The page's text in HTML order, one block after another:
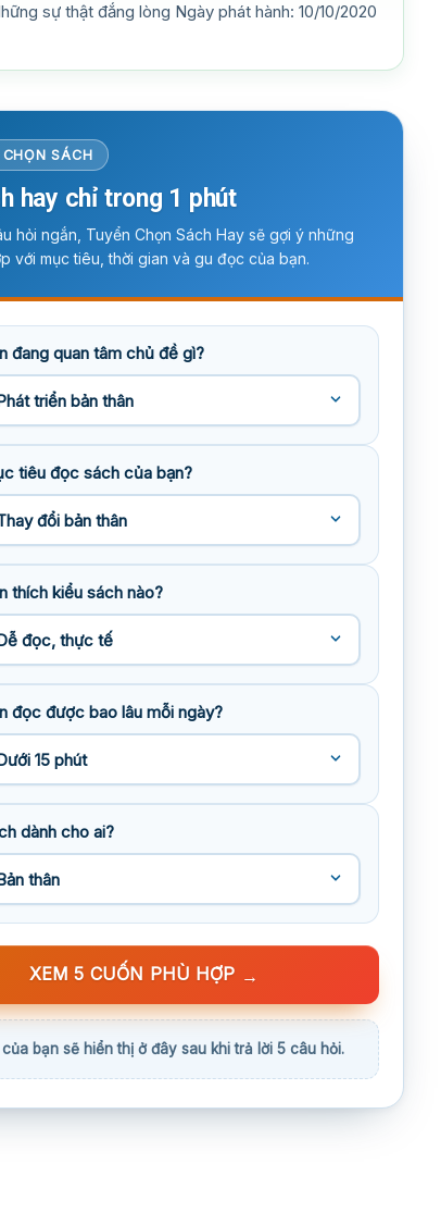
sự thật đắng lòng Ngày phát hành: 10/10/2020
SÁCH
hay chỉ trong 1 phút
hỏi ngắn, Tuyển Chọn Sách Hay sẽ gợi ý những
với mục tiêu, thời gian và gu đọc của bạn.
đang quan tâm chủ đề gì?
tiêu đọc sách của bạn?
thích kiểu sách nào?
đọc được bao lâu mỗi ngày?
dành cho ai?
XEM 5 CUỐN PHÙ HỢP →